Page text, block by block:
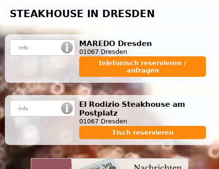
STEAKHOUSE IN DRESDEN
MAREDO Dresden
01067 Dresden
telefonisch reservieren /
anfragen
El Rodizio Steakhouse am
Postplatz
01067 Dresden
Tisch reservieren